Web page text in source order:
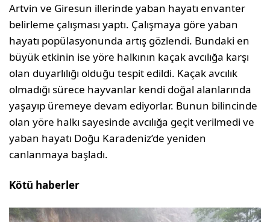
Artvin ve Giresun illerinde yaban hayatı envanter
belirleme çalışması yaptı. Çalışmaya göre yaban
hayatı popülasyonunda artış gözlendi. Bundaki en
büyük etkinin ise yöre halkının kaçak avcılığa karşı
olan duyarlılığı olduğu tespit edildi. Kaçak avcılık
olmadığı sürece hayvanlar kendi doğal alanlarında
yaşayıp üremeye devam ediyorlar. Bunun bilincinde
olan yöre halkı sayesinde avcılığa geçit verilmedi ve
yaban hayatı Doğu Karadeniz’de yeniden
canlanmaya başladı.
Kötü haberler